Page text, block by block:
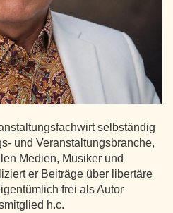
selbständig
und Veranstaltungsbranche,
Medien, Musiker und
er Beiträge über libertäre
frei als Autor
h.c.